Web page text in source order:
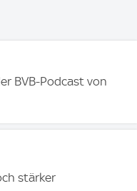
BVB-Podcast von
stärker